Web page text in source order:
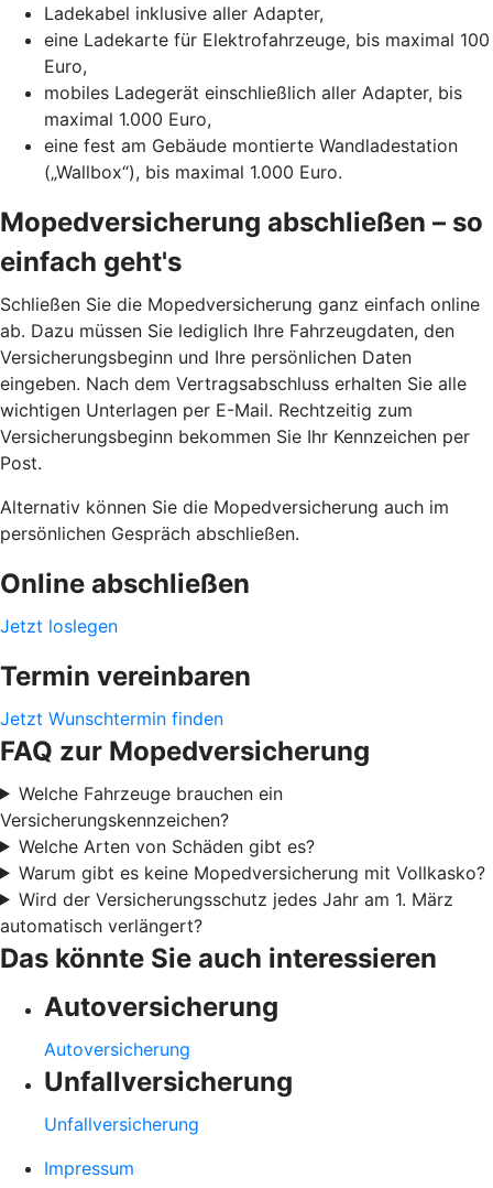
Ladekabel inklusive aller Adapter,
eine Ladekarte für Elektrofahrzeuge, bis maximal 100
Euro,
mobiles Ladegerät einschließlich aller Adapter, bis
maximal 1.000 Euro,
eine fest am Gebäude montierte Wandladestation
(„Wallbox“), bis maximal 1.000 Euro.
Mopedversicherung abschließen – so
einfach geht's
Schließen Sie die Mopedversicherung ganz einfach online
ab. Dazu müssen Sie lediglich Ihre Fahrzeugdaten, den
Versicherungsbeginn und Ihre persönlichen Daten
eingeben. Nach dem Vertragsabschluss erhalten Sie alle
wichtigen Unterlagen per E-Mail. Rechtzeitig zum
Versicherungsbeginn bekommen Sie Ihr Kennzeichen per
Post.
Alternativ können Sie die Mopedversicherung auch im
persönlichen Gespräch abschließen.
Online abschließen
Jetzt loslegen
Termin vereinbaren
Jetzt Wunschtermin finden
FAQ zur Mopedversicherung
Welche Fahrzeuge brauchen ein
Versicherungskennzeichen?
Welche Arten von Schäden gibt es?
Warum gibt es keine Mopedversicherung mit Vollkasko?
Wird der Versicherungsschutz jedes Jahr am 1. März
automatisch verlängert?
Das könnte Sie auch interessieren
Autoversicherung
Autoversicherung
Unfallversicherung
Unfallversicherung
Impressum